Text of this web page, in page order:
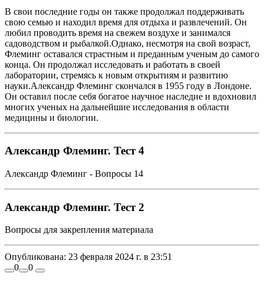
В свои последние годы он также продолжал поддерживать
свою семью и находил время для отдыха и развлечений. Он
любил проводить время на свежем воздухе и занимался
садоводством и рыбалкой.Однако, несмотря на свой возраст,
Флеминг оставался страстным и преданным ученым до самого
конца. Он продолжал исследовать и работать в своей
лаборатории, стремясь к новым открытиям и развитию
науки.Александр Флеминг скончался в 1955 году в Лондоне.
Он оставил после себя богатое научное наследие и вдохновил
многих ученых на дальнейшие исследования в области
медицины и биологии.
Александр Флеминг. Тест 4
Александр Флеминг - Вопросы 14
Александр Флеминг. Тест 2
Вопросы для закрепления материала
Опубликована: 23 февраля 2024 г. в 23:51
0
0